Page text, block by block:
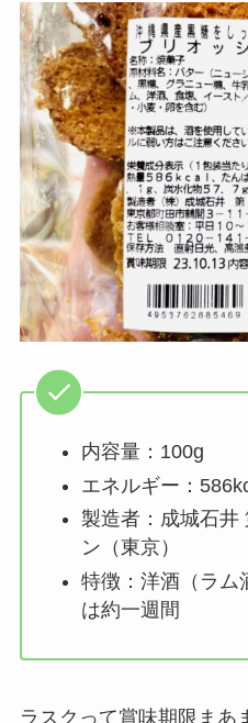
内容量：100g
エネルギー：
製造者：成城石井
ン（東京）
特徴：洋酒（ラム
は約一週間
ラスクって賞味期限まあ